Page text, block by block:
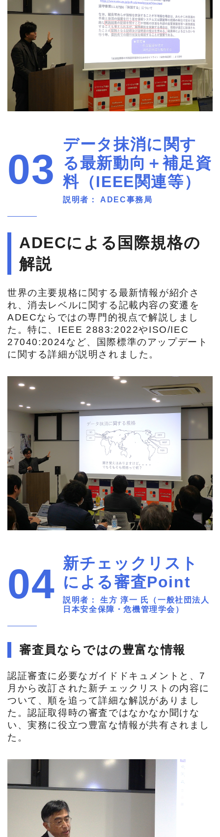
03
データ抹消に関す
る最新動向＋補足資
料（IEEE関連等）
説明者： ADEC事務局
ADECによる 国際規格の
解説
世界の主要規格に関する最新情報が紹介さ
れ、消去レベルに関する記載内容の変遷を
ADECならではの専門的視点で解説しまし
た。特に、IEEE 2883:2022やISO/IEC
27040:2024など、国際標準のアップデート
に関する詳細が説明されました。
04 新チェックリスト
による審査Point
説明者： 生方 淳一 氏（一般社団法人
日本安全保障・危機管理学会）
審査員ならではの豊富な情報
認証審査に必要なガイドドキュメントと、7
月から改訂された新チェックリストの内容に
ついて、順を追って詳細な解説がありまし
た。認証取得時の審査ではなかなか聞けな
い、実務に役立つ豊富な情報が共有されまし
た。